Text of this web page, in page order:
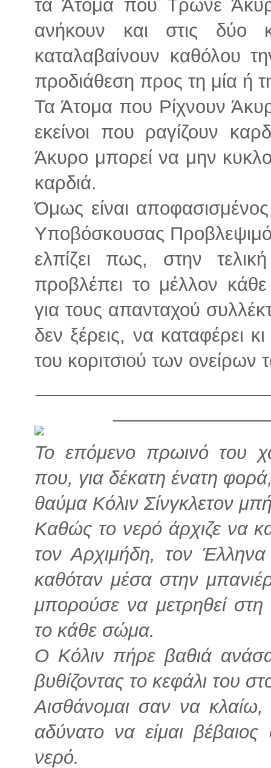
τα Άτομα που Τρώνε
ανήκουν και στις δύο
καταλαβαίνουν καθόλου
προδιάθεση προς τη μία ή
Τα Άτομα που Ρίχνουν
εκείνοι που ραγίζουν
Άκυρο μπορεί να μην
καρδιά.
Όμως είναι
Υποβόσκουσας
ελπίζει πως, στην
προβλέπει το μέλλον
για τους απανταχού
δεν ξέρεις, να καταφέρει
του κοριτσιού των ονείρων
Το επόμενο πρωινό του
που, για δέκατη ένατη
θαύμα Κόλιν Σίνγκλετον
Καθώς το νερό άρχιζε να
τον Αρχιμήδη, τον
καθόταν μέσα στην
μπορούσε να μετρηθεί
το κάθε σώμα.
Ο Κόλιν πήρε βαθιά
βυθίζοντας το κεφάλι του
Αισθάνομαι σαν να
αδύνατο να είμαι
νερό.